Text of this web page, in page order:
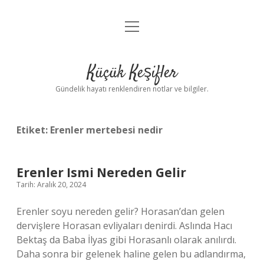
Anasayfa
Yasal Uyarı
menüyü
Küçük Keşifler
Gündelik hayatı renklendiren notlar ve bilgiler.
Etiket: Erenler mertebesi nedir
Erenler Ismi Nereden Gelir
Tarih: Aralık 20, 2024
Erenler soyu nereden gelir? Horasan’dan gelen
dervişlere Horasan evliyaları denirdi. Aslında Hacı
Bektaş da Baba İlyas gibi Horasanlı olarak anılırdı.
Daha sonra bir gelenek haline gelen bu adlandırma,